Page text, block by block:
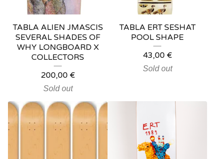
TABLA ALIEN JMASCIS
SEVERAL SHADES OF
WHY LONGBOARD X
COLLECTORS
200,00 €
Sold out
TABLA ERT SESHAT
POOL SHAPE
43,00 €
Sold out